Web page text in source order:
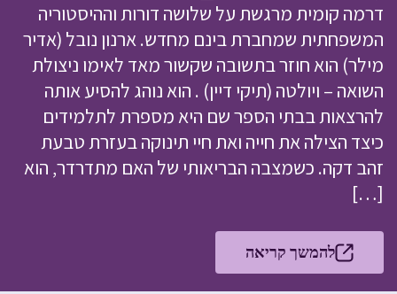
דרמה קומית מרגשת על שלושה דורות וההיסטוריה
המשפחתית שמחברת בינם מחדש. ארנון נובל (אדיר
מילר) הוא חוזר בתשובה שקשור מאד לאימו ניצולת
השואה – ויולטה (תיקי דיין) . הוא נוהג להסיע אותה
להרצאות בבתי הספר שם היא מספרת לתלמידים
כיצד הצילה את חייה ואת חיי תינוקה בעזרת טבעת
זהב דקה. כשמצבה הבריאותי של האם מתדרדר, הוא
[…]
להמשך קריאה